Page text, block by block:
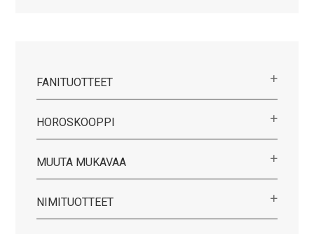
FANITUOTTEET
HOROSKOOPPI
MUUTA MUKAVAA
NIMITUOTTEET